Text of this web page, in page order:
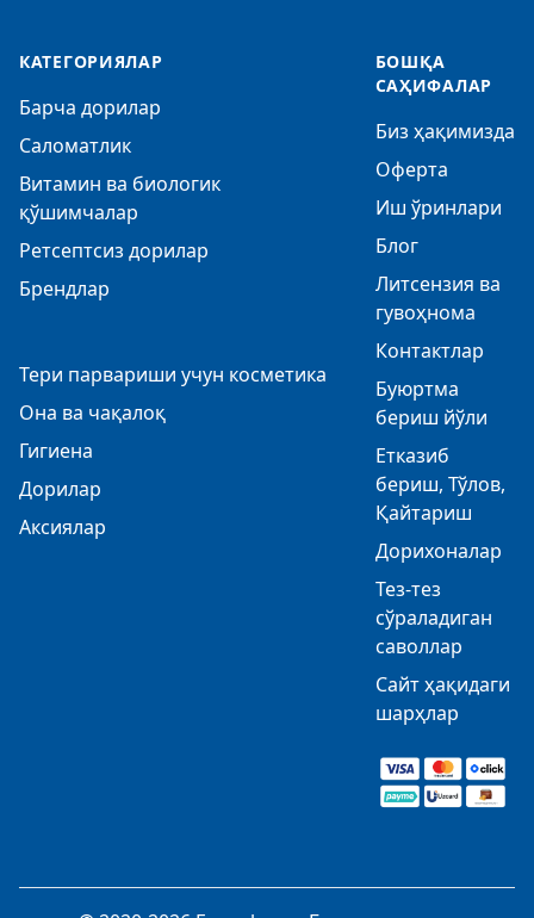
КАТЕГОРИЯЛАР
Барча дорилар
Саломатлик
Витамин ва биологик
қўшимчалар
Ретсептсиз дорилар
Брендлар
Тери парвариши учун косметика
Она ва чақалоқ
Гигиена
Дорилар
Аксиялар
БОШҚА
САҲИФАЛАР
Биз ҳақимизда
Оферта
Иш ўринлари
Блог
Литсензия ва
гувоҳнома
Контактлар
Буюртма
бериш йўли
Етказиб
бериш, Тўлов,
Қайтариш
Дорихоналар
Тез-тез
сўраладиган
саволлар
Сайт ҳақидаги
шарҳлар